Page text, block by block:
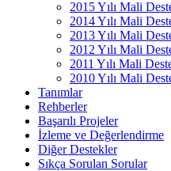
2015 Yılı Mali
2014 Yılı Mali
2013 Yılı Mali
2012 Yılı Mali
2011 Yılı Mali
2010 Yılı Mali
Tanımlar
Rehberler
Başarılı Projeler
İzleme ve Değerlendirme
Diğer Destekler
Sıkça Sorulan Sorular